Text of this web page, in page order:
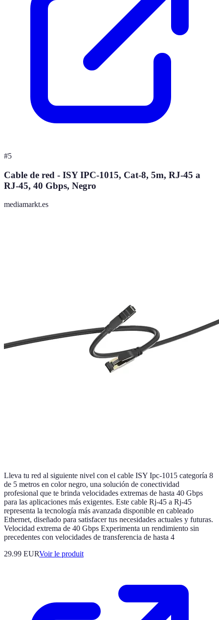
#5
Cable de red - ISY IPC-1015, Cat-8, 5m, RJ-45 a
RJ-45, 40 Gbps, Negro
mediamarkt.es
Lleva tu red al siguiente nivel con el cable ISY Ipc-1015 categoría 8
de 5 metros en color negro, una solución de conectividad
profesional que te brinda velocidades extremas de hasta 40 Gbps
para las aplicaciones más exigentes. Este cable Rj-45 a Rj-45
representa la tecnología más avanzada disponible en cableado
Ethernet, diseñado para satisfacer tus necesidades actuales y futuras.
Velocidad extrema de 40 Gbps Experimenta un rendimiento sin
precedentes con velocidades de transferencia de hasta 4
29.99 EURVoir le produit